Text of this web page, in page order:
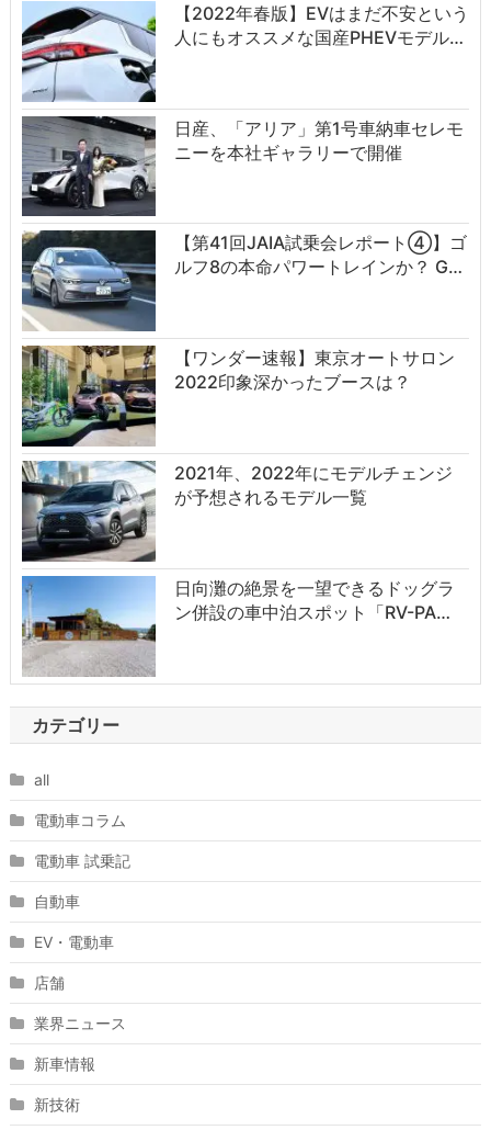
【2022年春版】EVはまだ不安という
人にもオススメな国産PHEVモデル…
日産、「アリア」第1号車納車セレモ
ニーを本社ギャラリーで開催
【第41回JAIA試乗会レポート④】ゴ
ルフ8の本命パワートレインか？ G…
【ワンダー速報】東京オートサロン
2022印象深かったブースは？
2021年、2022年にモデルチェンジ
が予想されるモデル一覧
日向灘の絶景を一望できるドッグラ
ン併設の車中泊スポット「RV-PA…
カテゴリー
all
電動車コラム
電動車 試乗記
自動車
EV・電動車
店舗
業界ニュース
新車情報
新技術